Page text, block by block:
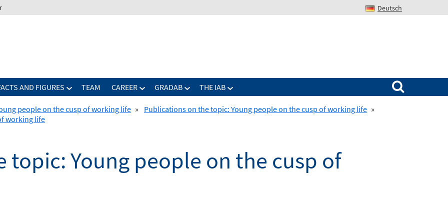
Deutsch
AND FIGURES TEAM CAREER GRADAB THE IAB
Search for:
people on the cusp of working life » Publications on the topic: Young people on the cusp of working life »
working life
topic: Young people on the cusp of